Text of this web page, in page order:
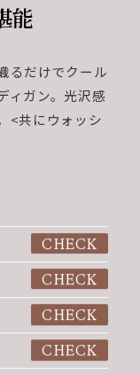
能
るだけでクール
ガン。 光沢感
<共にウォッシ
CHECK
CHECK
CHECK
CHECK